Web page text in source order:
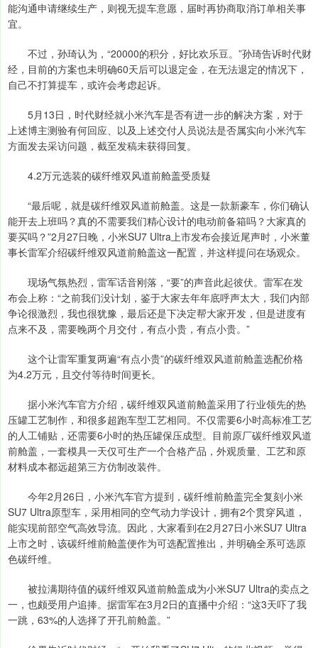
能沟通申请继续生产，则视无提车意愿，届时再协商取消订单相关事
宜。
不过，孙琦认为，“20000的积分，好比欢乐豆。”孙琦告诉时代财
经，目前的方案也未明确60天后可以退定金，在无法退定的情况下，
自己不打算提车，或许会考虑起诉。
5月13日，时代财经就小米汽车是否有进一步的解决方案，对于
上述博主测验有何回应、以及上述交付人员说法是否属实向小米汽车
方面发去采访问题，截至发稿未获得回复。
4.2万元选装的碳纤维双风道前舱盖受质疑
“最后呢，就是碳纤维双风道前舱盖。这是一款新豪车，你们确认
能开去上班吗？真的不需要我们精心设计的电动前备箱吗？大家真的
要买吗？”2月27日晚，小米SU7 Ultra上市发布会接近尾声时，小米董
事长雷军介绍碳纤维双风道前舱盖这一配置，并这样提问在场观众。
现场气氛热烈，雷军话音刚落，“要”的声音此起彼伏。雷军在发
布会上称：“之前我们没计划，鉴于大家去年年底呼声太大，我们内部
争论很激烈，我也很犹豫，最后还是下决定帮大家开发，但是进度有
点来不及，需要晚两个月交付，有点小贵，有点小贵。”
这个让雷军重复两遍“有点小贵”的碳纤维双风道前舱盖选配价格
为4.2万元，且交付等待时间更长。
据小米汽车官方介绍，碳纤维双风道前舱盖采用了行业领先的热
压罐工艺制作，和很多超跑车型工艺相同。不仅需要6小时高标准工艺
的人工铺贴，还需要6小时的热压罐保压成型。目前原厂碳纤维双风道
前舱盖，一套模具一天仅可生产一个合格产品，外观质量、工艺和原
材料成本都远超第三方仿制改装件。
今年2月26日，小米汽车官方提到，碳纤维前舱盖完全复刻小米
SU7 Ultra原型车，采用相同的空气动力学设计，拥有2个贯穿风道，
能实现前部空气高效导流。因此，大家看到在2月27日小米SU7 Ultra
上市之时，该碳纤维前舱盖便作为可选配置推出，并明确全系可选原
色碳纤维。
被拉满期待值的碳纤维双风道前舱盖成为小米SU7 Ultra的卖点之
一，也颇受用户追捧。据雷军在3月2日的直播中介绍：“这3天吓了我
一跳，63%的人选择了开孔前舱盖。”